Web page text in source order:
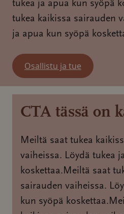
tukea ja apua kun syöpä
tukea kaikissa sairauden
ja apua kun syöpä
Osallistu ja tue
CTA tässä on
Meiltä saat tukea
vaiheissa. Löydä tukea
koskettaa.Meiltä saat
sairauden vaiheissa.
kun syöpä